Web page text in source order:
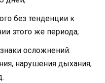
без тенденции к
этого же периода;
осложнений:
нарушения дыхания,